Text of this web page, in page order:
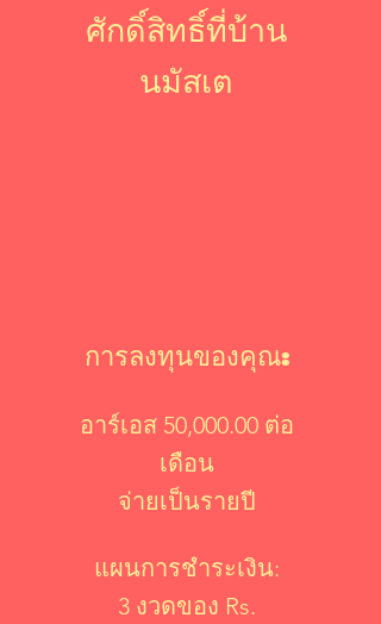
ศักดิ์สิทธิ์ที่บ้าน
นมัสเต
การลงทุนของคุณ:
อาร์เอส 50,000.00 ต่อ
เดือน
จ่ายเป็นรายปี
แผนการชำระเงิน:
3 งวดของ Rs.